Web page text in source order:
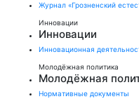
Журнал «Грозненский
Инновации
Инновации
Инновационная
Молодёжная политика
Молодёжная
Нормативные документы